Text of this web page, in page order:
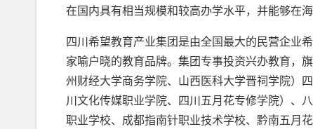
在国内具有相当规模和较高办学水平，并能够在
四川希望教育产业集团是由全国最大的民营企
家喻户晓的教育品牌。集团专事投资兴办教育，
州财经大学商务学院、山西医科大学晋祠学院）
川文化传媒职业学院、四川五月花专修学院）、
职业学校、成都指南针职业技术学校、黔南五月